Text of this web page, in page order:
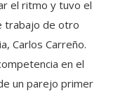
trabajo de otro
Carlos Carreño.
en el
un parejo primer
candidatos